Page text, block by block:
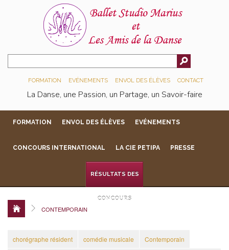
FORMATION EVÉNEMENTS ENVOL DES ÉLÈVES CONTACT
La Danse, une Passion, un Partage, un Savoir-faire
FORMATION ENVOL DES ÉLÈVES EVÉNEMENTS
CONCOURS INTERNATIONAL LA CIE PETIPA PRESSE
RÉSULTATS DES
CONCOURS
CONTEMPORAIN
chorégraphe résident comédie musicale Contemporain